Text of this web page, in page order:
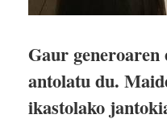
Gaur
antolatu du.
ikastolako